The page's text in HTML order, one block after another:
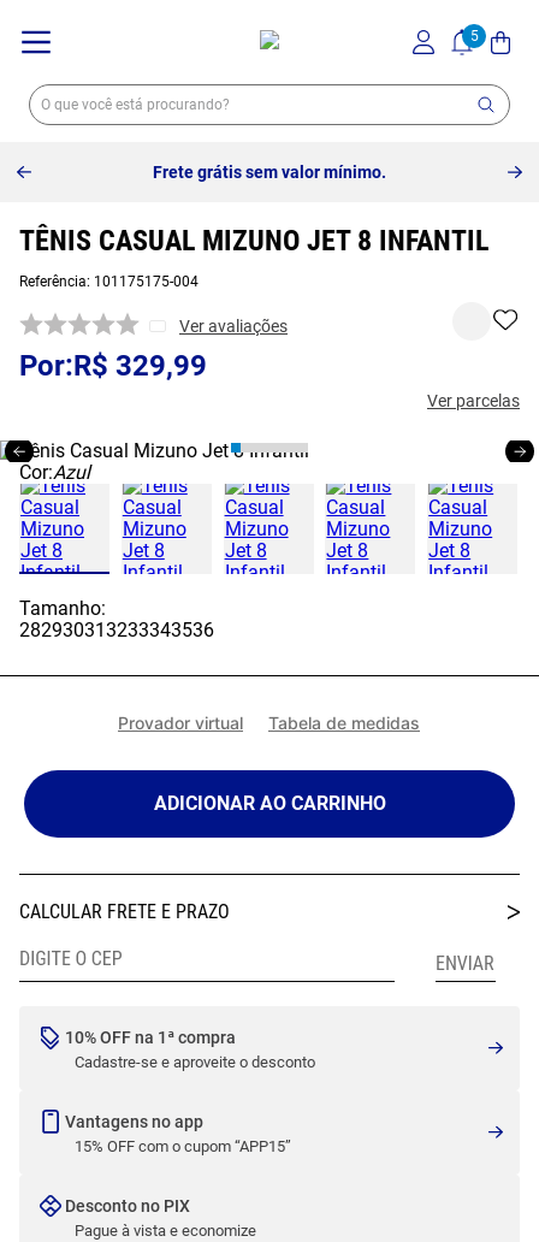
10% off no pix à vista - Saiba mais
TÊNIS CASUAL MIZUNO JET 8 INFANTIL
Referência: 101175175-004
Ver avaliações
R$ 329,99
Ver parcelas
Cor:Azul
Tamanho:
282930313233343536
Provador virtual Tabela de medidas
ADICIONAR AO CARRINHO
10% OFF na 1ª compra
Cadastre-se e aproveite o desconto
Vantagens no app
15% OFF com o cupom “APP15”
Desconto no PIX
Pague à vista e economize